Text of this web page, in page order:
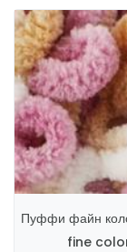
Пуффи файн
fine